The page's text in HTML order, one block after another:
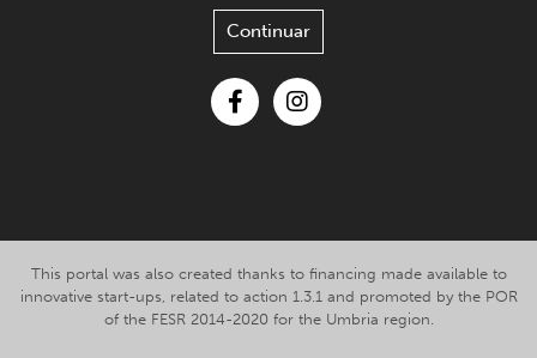
Continuar
This portal was also created thanks to financing made available to
innovative start-ups, related to action 1.3.1 and promoted by the POR
of the FESR 2014-2020 for the Umbria region.